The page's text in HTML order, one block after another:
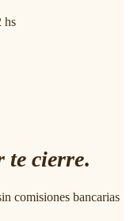
hs
te cierre.
comisiones bancarias